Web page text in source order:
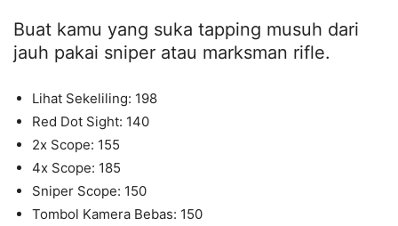
Buat kamu yang suka tapping musuh dari
jauh pakai sniper atau marksman rifle.
Lihat Sekeliling: 198
Red Dot Sight: 140
2x Scope: 155
4x Scope: 185
Sniper Scope: 150
Tombol Kamera Bebas: 150